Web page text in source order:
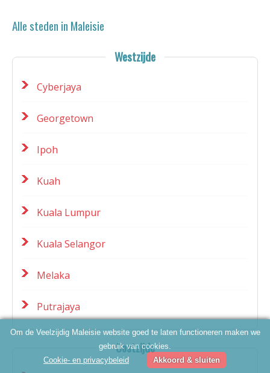
Alle steden in Maleisie
Westzijde
Cyberjaya
Georgetown
Ipoh
Kuah
Kuala Lumpur
Kuala Selangor
Melaka
Putrajaya
Oostzijde
Om de Veelzijdig Maleisie website goed te laten functioneren maken we
gebruik van cookies.
Cookie- en privacybeleid
Akkoord & sluiten